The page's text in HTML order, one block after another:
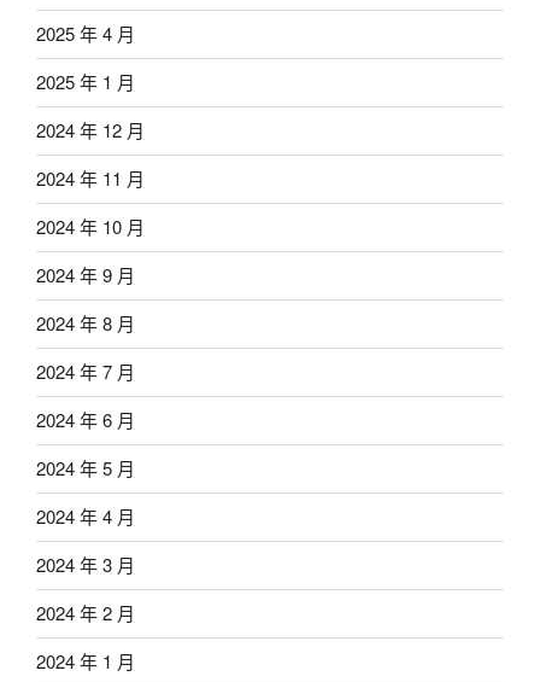
2025 年 4 月
2025 年 1 月
2024 年 12 月
2024 年 11 月
2024 年 10 月
2024 年 9 月
2024 年 8 月
2024 年 7 月
2024 年 6 月
2024 年 5 月
2024 年 4 月
2024 年 3 月
2024 年 2 月
2024 年 1 月